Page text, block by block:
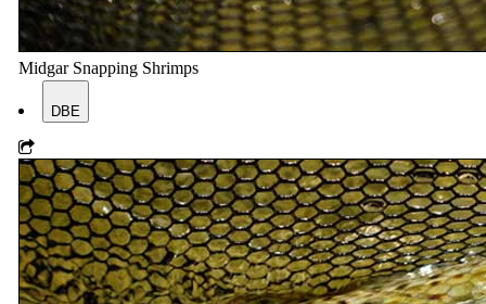
Midgar Snapping Shrimps
DBE